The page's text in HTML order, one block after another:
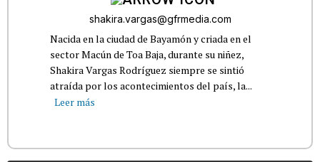
shakira.vargas@gfrmedia.com
Nacida en la ciudad de Bayamón y criada en el
sector Macún de Toa Baja, durante su niñez,
Shakira Vargas Rodríguez siempre se sintió
atraída por los acontecimientos del país, la...
Leer más